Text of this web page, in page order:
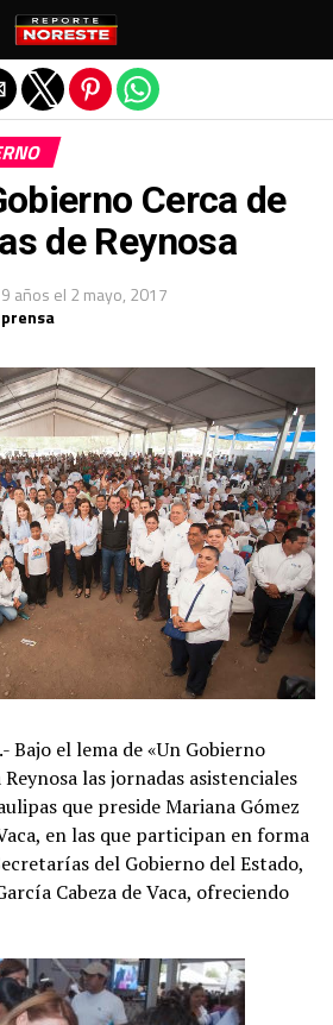
Cerca de
de Reynosa
años el 2 mayo, 2017
Bajo el lema de «Un Gobierno
las jornadas asistenciales
que preside Mariana Gómez
en las que participan en forma
del Gobierno del Estado,
Cabeza de Vaca, ofreciendo
de la versión móvil